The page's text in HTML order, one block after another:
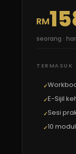
RM
seorang ·
TERMASUK
E-Sijil
Sesi
10